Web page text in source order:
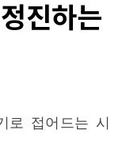
진하는
로 접어드는 시